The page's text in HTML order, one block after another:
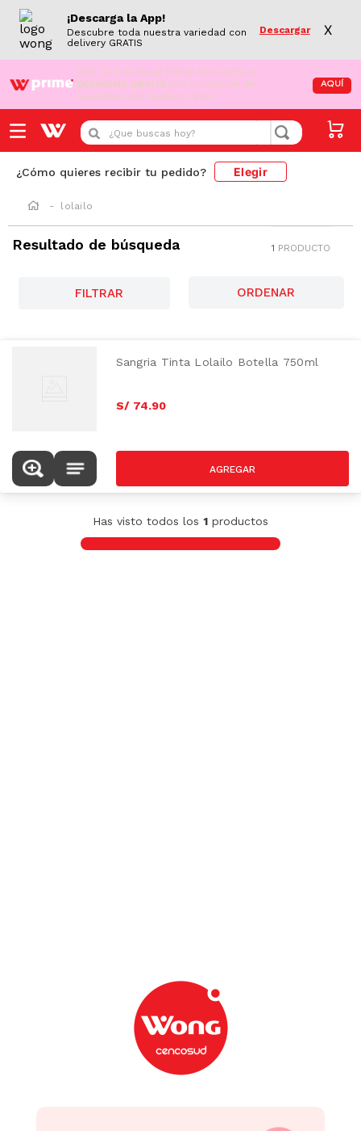
¡Descarga la App!
Descubre toda nuestra variedad con
delivery GRATIS
Descargar X
¡Aún no eres Wong Prime! Aprovecha el
DESPACHO GRATIS en tus compras de
supermercado desde S/79.90
AQUÍ
¿Que buscas hoy?
¿Cómo quieres recibir tu pedido? Elegir
lolailo
Resultado de búsqueda 1 PRODUCTO
FILTRAR
Sangria Tinta Lolailo Botella 750ml
S/ 74.90
Has visto todos los 1 productos